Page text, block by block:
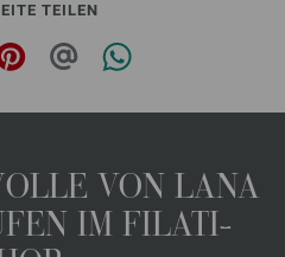
TEILEN
VON LANA
IM FILATI-